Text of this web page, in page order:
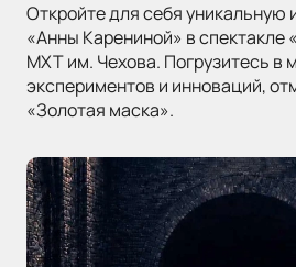
Откройте для себя уникальную
«Анны Карениной» в спектакле
МХТ им. Чехова. Погрузитесь в
экспериментов и инноваций,
«Золотая маска».